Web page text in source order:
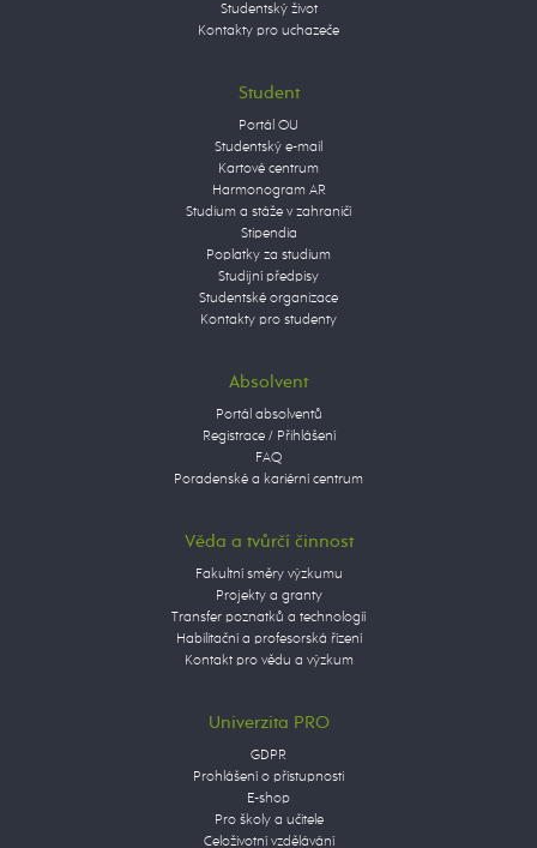
Studentský život
Kontakty pro uchazeče
Student
Portál OU
Studentský e-mail
Kartové centrum
Harmonogram AR
Studium a stáže v zahraničí
Stipendia
Poplatky za studium
Studijní předpisy
Studentské organizace
Kontakty pro studenty
Absolvent
Portál absolventů
Registrace / Přihlášení
FAQ
Poradenské a kariérní centrum
Věda a tvůrčí činnost
Fakultní směry výzkumu
Projekty a granty
Transfer poznatků a technologií
Habilitační a profesorská řízení
Kontakt pro vědu a výzkum
Univerzita PRO
GDPR
Prohlášení o přístupnosti
E-shop
Pro školy a učitele
Celoživotní vzdělávání